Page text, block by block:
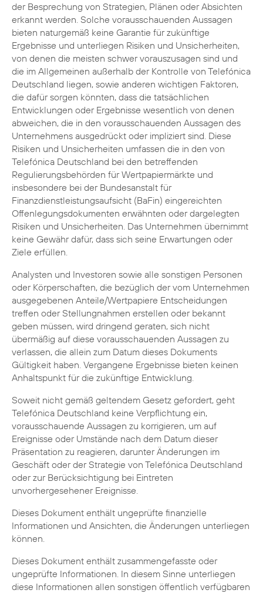
der Besprechung von Strategien, Plänen oder Absichten
erkannt werden. Solche vorausschauenden Aussagen
bieten naturgemäß keine Garantie für zukünftige
Ergebnisse und unterliegen Risiken und Unsicherheiten,
von denen die meisten schwer vorauszusagen sind und
die im Allgemeinen außerhalb der Kontrolle von Telefónica
Deutschland liegen, sowie anderen wichtigen Faktoren,
die dafür sorgen könnten, dass die tatsächlichen
Entwicklungen oder Ergebnisse wesentlich von denen
abweichen, die in den vorausschauenden Aussagen des
Unternehmens ausgedrückt oder impliziert sind. Diese
Risiken und Unsicherheiten umfassen die in den von
Telefónica Deutschland bei den betreffenden
Regulierungsbehörden für Wertpapiermärkte und
insbesondere bei der Bundesanstalt für
Finanzdienstleistungsaufsicht (BaFin) eingereichten
Offenlegungsdokumenten erwähnten oder dargelegten
Risiken und Unsicherheiten. Das Unternehmen übernimmt
keine Gewähr dafür, dass sich seine Erwartungen oder
Ziele erfüllen.
Analysten und Investoren sowie alle sonstigen Personen
oder Körperschaften, die bezüglich der vom Unternehmen
ausgegebenen Anteile/Wertpapiere Entscheidungen
treffen oder Stellungnahmen erstellen oder bekannt
geben müssen, wird dringend geraten, sich nicht
übermäßig auf diese vorausschauenden Aussagen zu
verlassen, die allein zum Datum dieses Dokuments
Gültigkeit haben. Vergangene Ergebnisse bieten keinen
Anhaltspunkt für die zukünftige Entwicklung.
Soweit nicht gemäß geltendem Gesetz gefordert, geht
Telefónica Deutschland keine Verpflichtung ein,
vorausschauende Aussagen zu korrigieren, um auf
Ereignisse oder Umstände nach dem Datum dieser
Präsentation zu reagieren, darunter Änderungen im
Geschäft oder der Strategie von Telefónica Deutschland
oder zur Berücksichtigung bei Eintreten
unvorhergesehener Ereignisse.
Dieses Dokument enthält ungeprüfte finanzielle
Informationen und Ansichten, die Änderungen unterliegen
können.
Dieses Dokument enthält zusammengefasste oder
ungeprüfte Informationen. In diesem Sinne unterliegen
diese Informationen allen sonstigen öffentlich verfügbaren